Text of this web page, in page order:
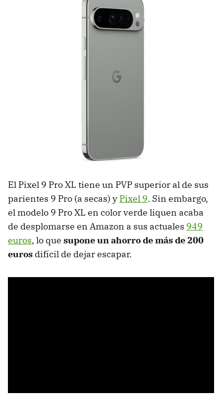
El Pixel 9 Pro XL tiene un PVP superior al de sus
parientes 9 Pro (a secas) y Pixel 9. Sin embargo,
el modelo 9 Pro XL en color verde liquen acaba
de desplomarse en Amazon a sus actuales 949
euros, lo que supone un ahorro de más de 200
euros difícil de dejar escapar.